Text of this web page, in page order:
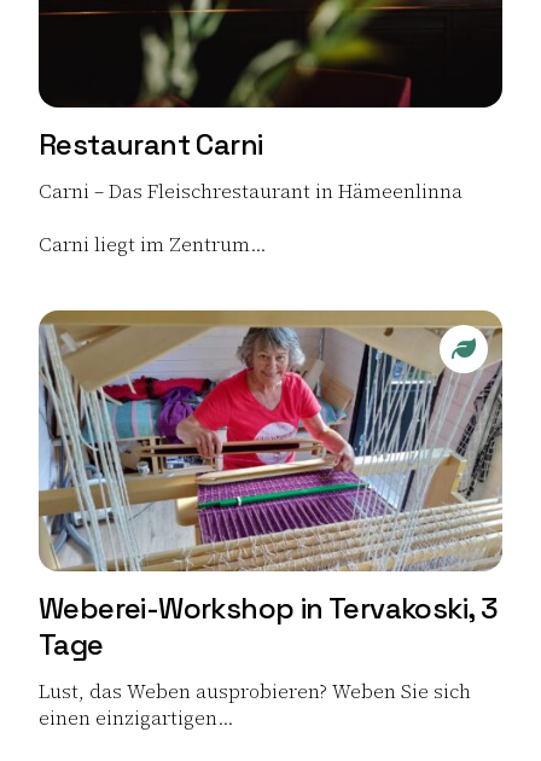
Restaurant Carni
Carni – Das Fleischrestaurant in Hämeenlinna
Carni liegt im Zentrum...
Weberei-Workshop in Tervakoski, 3
Tage
Lust, das Weben ausprobieren? Weben Sie sich
einen einzigartigen...